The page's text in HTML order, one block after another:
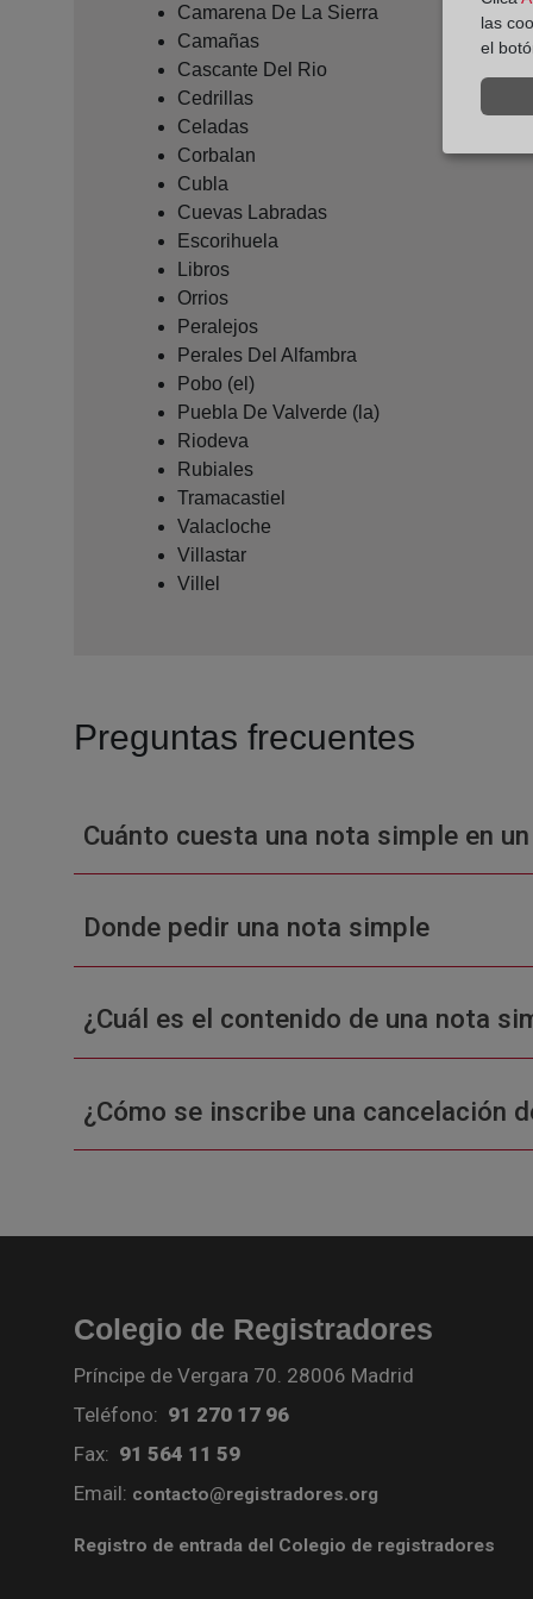
Camarena De La Sierra
Camañas
Cascante Del Rio
Cedrillas
Celadas
Corbalan
Cubla
Cuevas Labradas
Escorihuela
Libros
Orrios
Peralejos
Perales Del Alfambra
Pobo (el)
Puebla De Valverde (la)
Riodeva
Rubiales
Tramacastiel
Valacloche
Villastar
Villel
Preguntas frecuentes
Cuánto cuesta una nota simple en
Donde pedir una nota simple
¿Cuál es el contenido de una nota
¿Cómo se inscribe una cancelación
Colegio de Registradores
Príncipe de Vergara 70. 28006 Madrid
Teléfono: 91 270 17 96
Fax: 91 564 11 59
Email: contacto@registradores.org
Registro de entrada del Colegio de registradores
las
el